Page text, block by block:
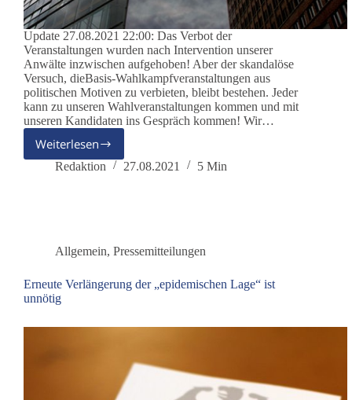
Update 27.08.2021 22:00: Das Verbot der
Veranstaltungen wurden nach Intervention unserer
Anwälte inzwischen aufgehoben! Aber der skandalöse
Versuch, dieBasis-Wahlkampfveranstaltungen aus
politischen Motiven zu verbieten, bleibt bestehen. Jeder
kann zu unseren Wahlveranstaltungen kommen und mit
unseren Kandidaten ins Gespräch kommen! Wir…
Weiterlesen
Berlin
nimmt
verbietet
Wahlveranstaltung
einer
demokratischen
Redaktion 27.08.2021 5 Min
Allgemein, Pressemitteilungen
Erneute Verlängerung der „epidemischen Lage“ ist
unnötig